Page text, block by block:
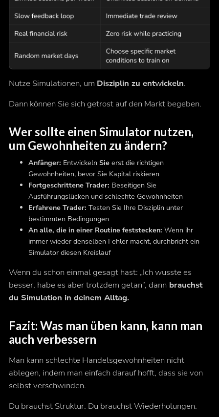
Nutze Simulationen, um Disziplin zu entwickeln.
Dann können Sie sich getrost auf den Markt begeben.
Wer sollte einen Simulator nutzen,
um Gewohnheiten zu ändern?
Anfänger: Entwickeln Sieerst die richtigen
Gewohnheiten, bevor Sie Kapital riskieren
Fortgeschrittene Trader: Beseitigen Sie
Ausführungslücken und schlechte Gewohnheiten
Erfahrene Trader: Testen Sie Ihre Disziplin unter
bestimmten Bedingungen
An alle, die in einer Routine feststecken: Wenn ihr
immer wieder denselben Fehler macht, durchbricht ein
Simulator diesen Kreislauf
Wenn du schon einmal gesagt hast: „Ich wusste es
besser, habe es aber trotzdem getan“, dann brauchst
du Simulation in deinem Alltag.
Fazit: Was man üben kann, kann man
auch verbessern
Man kann schlechte Handelsgewohnheiten nicht
ablegen, indem man einfach darauf hofft, dass sie von
selbst verschwinden.
Du brauchst Struktur. Du brauchst Wiederholungen.